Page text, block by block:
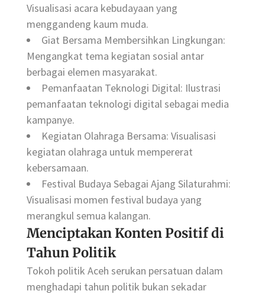
Visualisasi acara kebudayaan yang
menggandeng kaum muda.
Giat Bersama Membersihkan Lingkungan:
Mengangkat tema kegiatan sosial antar
berbagai elemen masyarakat.
Pemanfaatan Teknologi Digital: Ilustrasi
pemanfaatan teknologi digital sebagai media
kampanye.
Kegiatan Olahraga Bersama: Visualisasi
kegiatan olahraga untuk mempererat
kebersamaan.
Festival Budaya Sebagai Ajang Silaturahmi:
Visualisasi momen festival budaya yang
merangkul semua kalangan.
Menciptakan Konten Positif di
Tahun Politik
Tokoh politik Aceh serukan persatuan dalam
menghadapi tahun politik bukan sekadar